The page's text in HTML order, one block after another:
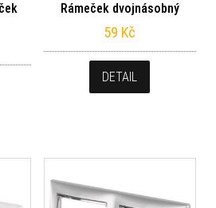
Rámeček dvojnásobný
59 Kč
DETAIL